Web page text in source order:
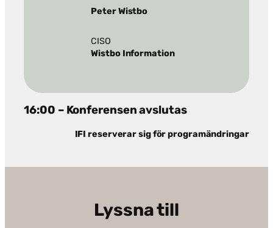
Peter Wistbo
CISO
Wistbo Information
16:00 – Konferensen avslutas
IFI reserverar sig för programändringar
Lyssna till